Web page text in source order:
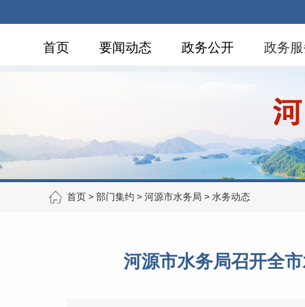
首页 要闻动态 政务公开 政务
首页 > 部门集约 > 河源市水务局 > 水务动态
河源市水务局召开全